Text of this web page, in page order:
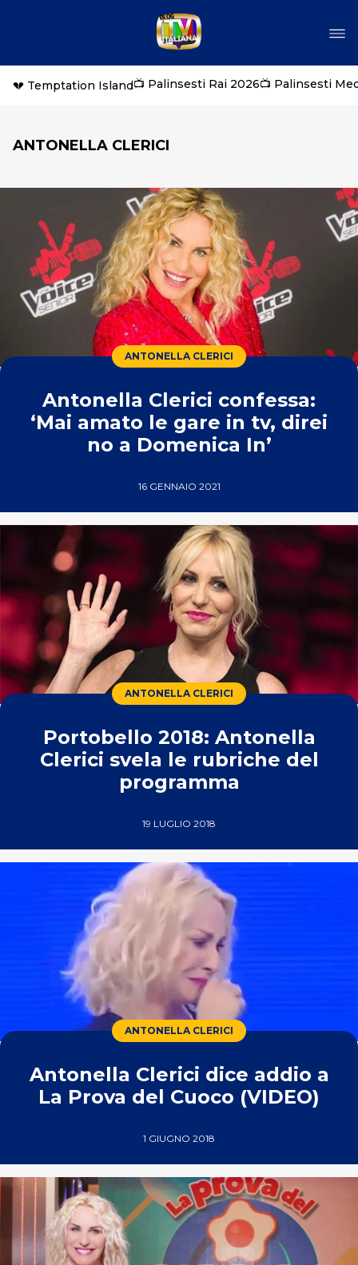
💔 Temptation Island📺 Palinsesti Rai 2026📺 Palinsesti
ANTONELLA CLERICI
ANTONELLA CLERICI
Antonella Clerici confessa:
‘Mai amato le gare in tv, direi
no a Domenica In’
16 GENNAIO 2021
ANTONELLA CLERICI
Portobello 2018: Antonella
Clerici svela le rubriche del
programma
19 LUGLIO 2018
ANTONELLA CLERICI
Antonella Clerici dice addio a
La Prova del Cuoco (VIDEO)
1 GIUGNO 2018